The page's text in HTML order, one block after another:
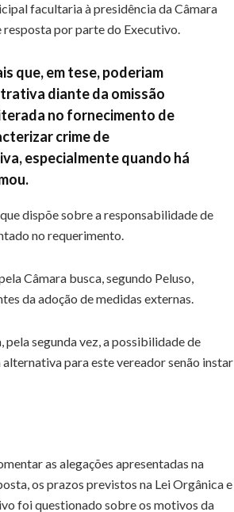
facultaria à presidência da Câmara
por parte do Executivo.
que, em tese, poderiam
diante da omissão
no fornecimento de
crime de
especialmente quando há
dispõe sobre a responsabilidade de
no requerimento.
Câmara busca, segundo Peluso,
da adoção de medidas externas.
segunda vez, a possibilidade de
para este vereador senão instar
as alegações apresentadas na
os prazos previstos na Lei Orgânica e
foi questionado sobre os motivos da